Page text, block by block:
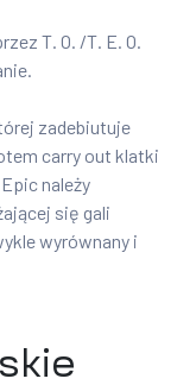
T. O. /T. E. O.
zadebiutuje
carry out klatki
należy
się gali
wyrównany i